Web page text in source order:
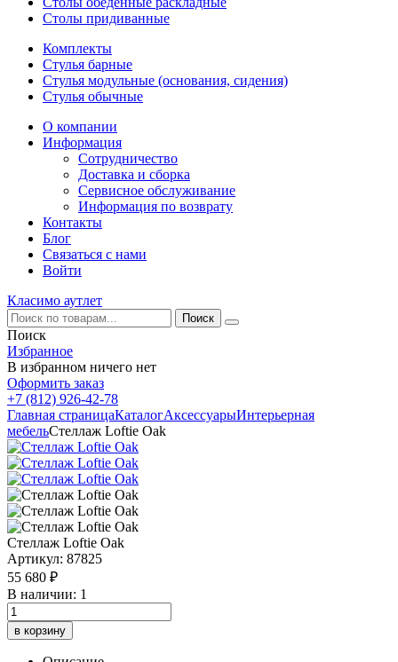
Столы придиванные
Комплекты
Стулья барные
Стулья модульные (основания, сидения)
Стулья обычные
О компании
Информация
Сотрудничество
Доставка и сборка
Сервисное обслуживание
Информация по возврату
Контакты
Блог
Связаться с нами
Войти
Класимо аутлет
Поиск
Избранное
В избранном ничего нет
Оформить заказ
+7 (812) 926-42-78
Главная страницаКаталогАксессуарыИнтерьерная
мебельСтеллаж Loftie Oak
Стеллаж Loftie Oak
Артикул: 87825
55 680 ₽
В наличии: 1
в корзину